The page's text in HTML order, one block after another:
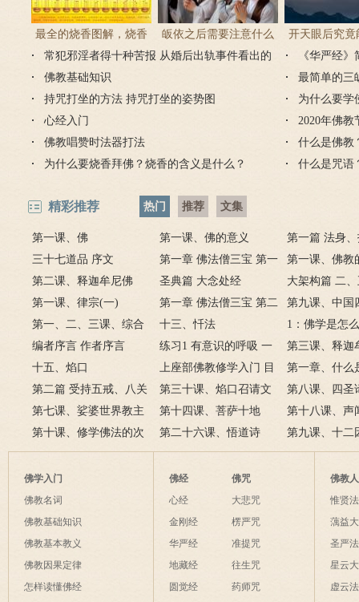
最全的烧香图解，烧香
有何含义与讲究？
皈依之后需要注意什么
吗 皈依佛门后的注意事
开天眼后究竟
么？
常犯邪淫者得十种苦报 从婚后出轨事件看出的
因果报应
《华严经
佛教基础知识
最简单的三
持咒打坐的方法 持咒打坐的姿势图
为什么要学
心经入门
2020年佛教
佛教唱赞时法器打法
什么是佛教
为什么要烧香拜佛？烧香的含义是什么？
什么是咒语
精彩推荐 热门 推荐 文集
第一课、佛 第一课、佛的意义
第一篇 法身
身
三十七道品 序文
第一章 佛法僧三宝 第一
节 何谓佛
第一课、佛教
第二课、释迦牟尼佛
(一)
圣典篇 大念处经
大架构篇 二
力
第一课、律宗(一)
第一章 佛法僧三宝 第二
节 释迎牟尼佛
第九课、中国
(一)
第一、二、三课、综合
指要
十三、忏法
1：佛学是怎
编者序言 作者序言
练习1 有意识的呼吸 一
正念观身
第三课、释迦
(二)
十五、焰口
上座部佛教修学入门 目
录
第一章、什么
三节、佛教的
第二篇 受持五戒、八关
斋戒、菩萨戒
第三十课、焰口召请文
(宋·苏轼)
第八课、四圣
第七课、娑婆世界教主
释迦牟尼佛
第十四课、菩萨十地
第十八课、声
第十课、修学佛法的次
第
第二十六课、悟道诗 第九课、十二
佛学入门
佛教名词
佛教基础知识
佛教基本教义
佛教因果定律
怎样读懂佛经
佛经
心经
金刚经
华严经
地藏经
圆觉经
佛咒
大悲咒
楞严咒
准提咒
往生咒
药师咒
佛教
惟贤
蕅益
圣严
星云
虚云